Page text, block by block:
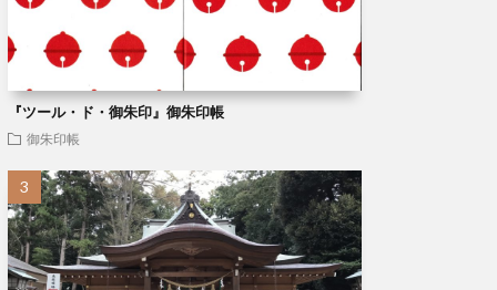
『ツール・ド・御朱印』御朱印帳
御朱印帳